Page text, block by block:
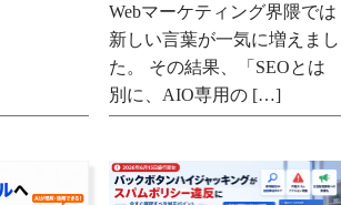
Webマーケティング界隈では
新しい言葉が一気に増えまし
た。 その結果、「SEOとは
別に、AIO専用の […]